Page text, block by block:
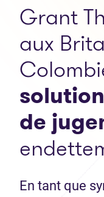
Grant
aux
de
En tant que